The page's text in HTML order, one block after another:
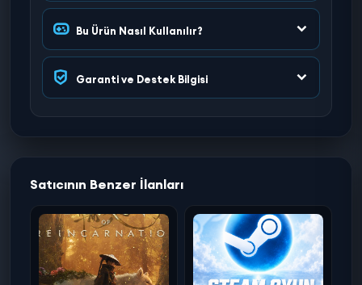
Bu Ürün Nasıl Kullanılır?
Garanti ve Destek Bilgisi
Satıcının Benzer İlanları